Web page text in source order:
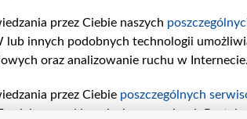
przez Ciebie naszych
innych podobnych technologii
oraz analizowanie ruchu w Internecie.
przez Ciebie poszczególnych
wyszukiwaniach w serwisach Portalu